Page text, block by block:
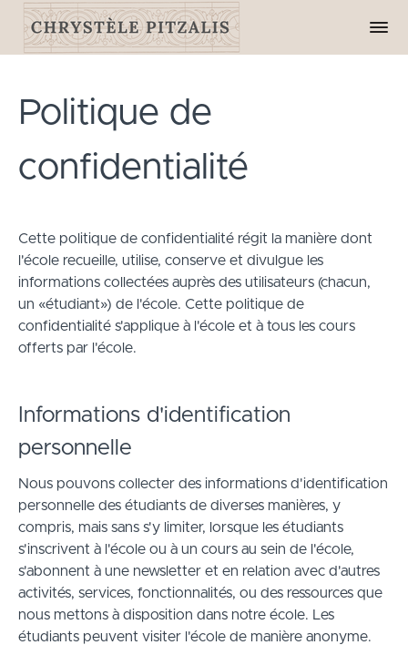
Politique de
confidentialité
Cette politique de confidentialité régit la manière dont
l'école recueille, utilise, conserve et divulgue les
informations collectées auprès des utilisateurs (chacun,
un «étudiant») de l'école. Cette politique de
confidentialité s'applique à l'école et à tous les cours
offerts par l'école.
Informations d'identification
personnelle
Nous pouvons collecter des informations d'identification
personnelle des étudiants de diverses manières, y
compris, mais sans s'y limiter, lorsque les étudiants
s'inscrivent à l'école ou à un cours au sein de l'école,
s'abonnent à une newsletter et en relation avec d'autres
activités, services, fonctionnalités, ou des ressources que
nous mettons à disposition dans notre école. Les
étudiants peuvent visiter l'école de manière anonyme.